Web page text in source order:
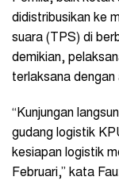
didistribusikan ke
suara (TPS) di
demikian,
terlaksana dengan
“Kunjungan
gudang logistik
kesiapan logistik
Februari,” kata